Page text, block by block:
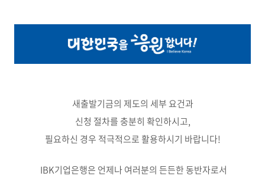
새출발기금의 제도의 세부 요건과
신청 절차를 충분히 확인하시고,
필요하신 경우 적극적으로 활용하시기 바랍니다!
IBK기업은행은 언제나 여러분의 든든한 동반자로서